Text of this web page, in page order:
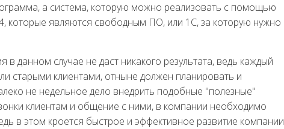
а система, которую можно реализовать с помощью
являются свободным ПО, или 1С, за которую нужно
в данном случае не даст никакого результата, ведь каждый
старыми клиентами, отныне должен планировать и
не недельное дело внедрить подобные "полезные"
клиентам и общение с ними, в компании необходимо
в этом кроется быстрое и эффективное развитие компании